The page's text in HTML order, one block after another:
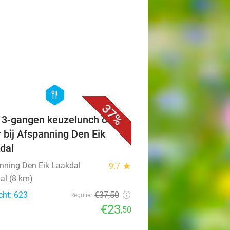
37%
hexagon
food
gangen keuzelunch of -
bij Afspanning Den Eik
Den Eik Laakdal 9.7 star
(8 km)
623
Regulier €37,50
€23,50